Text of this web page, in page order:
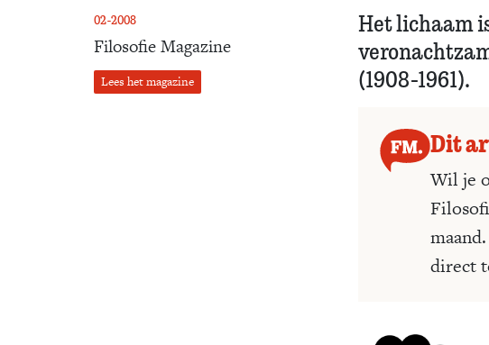
02-2008
Filosofie Magazine
Lees het magazine
Het lichaam
(1908-1961).
Dit
Wil je
direct